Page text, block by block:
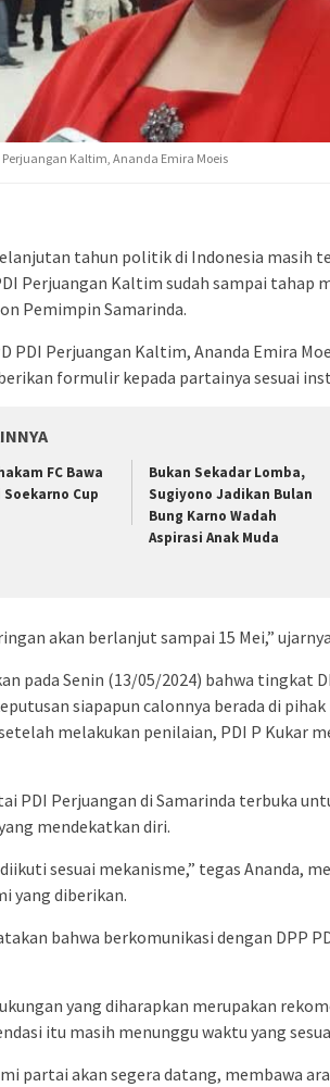
Perjuangan Kaltim, Ananda Emira Moeis
tahun politik di Indonesia masih
Perjuangan Kaltim sudah sampai tahap
Pemimpin Samarinda.
PDI Perjuangan Kaltim, Ananda Emira
formulir kepada partainya sesuai
FC Bawa
Cup
Bukan Sekadar Lomba,
Sugiyono Jadikan Bulan
Bung Karno Wadah
Aspirasi Anak Muda
akan berlanjut sampai 15 Mei,”
pada Senin (13/05/2024) bahwa tingkat
siapapun calonnya berada di
melakukan penilaian, PDI P Kukar
PDI Perjuangan di Samarinda terbuka
mendekatkan diri.
sesuai mekanisme,” tegas Ananda,
yang diberikan.
bahwa berkomunikasi dengan DPP
yang diharapkan merupakan
itu masih menunggu waktu yang
partai akan segera datang, membawa